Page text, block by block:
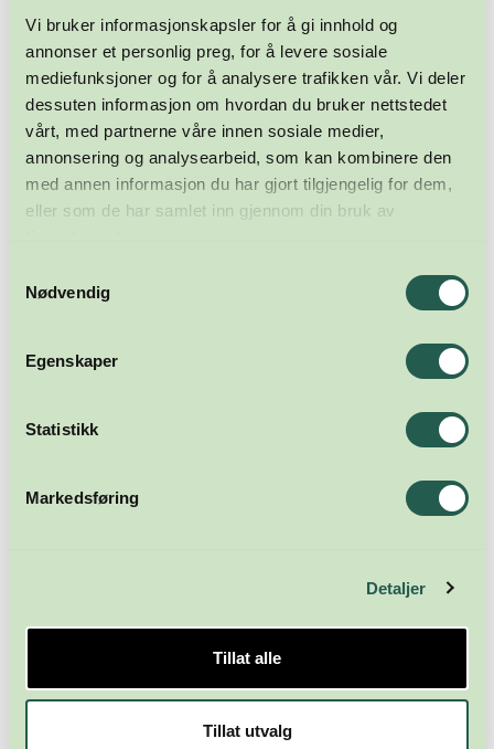
Vi bruker informasjonskapsler for å gi innhold og
annonser et personlig preg, for å levere sosiale
mediefunksjoner og for å analysere trafikken vår. Vi deler
dessuten informasjon om hvordan du bruker nettstedet
vårt, med partnerne våre innen sosiale medier,
annonsering og analysearbeid, som kan kombinere den
med annen informasjon du har gjort tilgjengelig for dem,
eller som de har samlet inn gjennom din bruk av
tjenestene deres.
Nødvendig
Egenskaper
Statistikk
Markedsføring
Detaljer
Tillat alle
Tillat utvalg
Meld deg på nyhetsbrevet